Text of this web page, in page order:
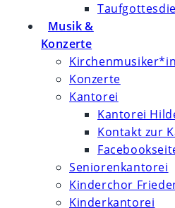
Musik &
Konzerte
Konzerte
Kantorei
Kantorei
Kontakt zur
Seniorenkantorei
Kinderchor
Kinderkantorei